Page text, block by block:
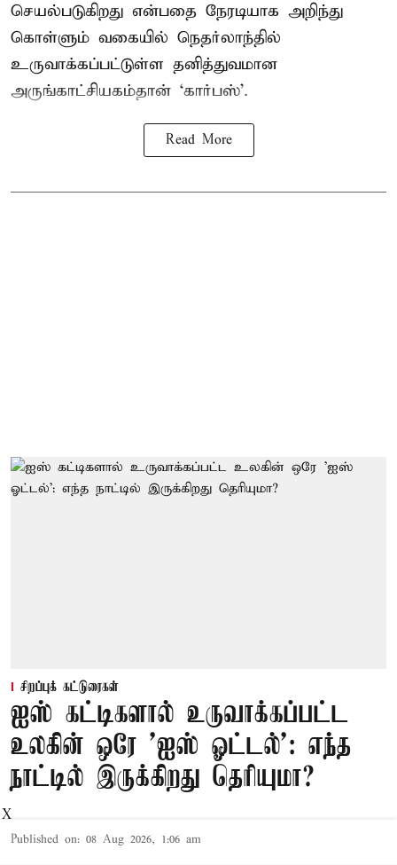
செயல்படுகிறது என்பதை நேரடியாக அறிந்து
கொள்ளும் வகையில் நெதர்லாந்தில்
உருவாக்கப்பட்டுள்ள தனித்துவமான
அருங்காட்சியகம்தான் ‘கார்பஸ்’.
Read More
சிறப்புக் கட்டுரைகள்
ஐஸ் கட்டிகளால் உருவாக்கப்பட்ட
உலகின் ஒரே 'ஐஸ் ஓட்டல்': எந்த
நாட்டில் இருக்கிறது தெரியுமா?
Published on: 08 Aug 2026, 1:06 am
X